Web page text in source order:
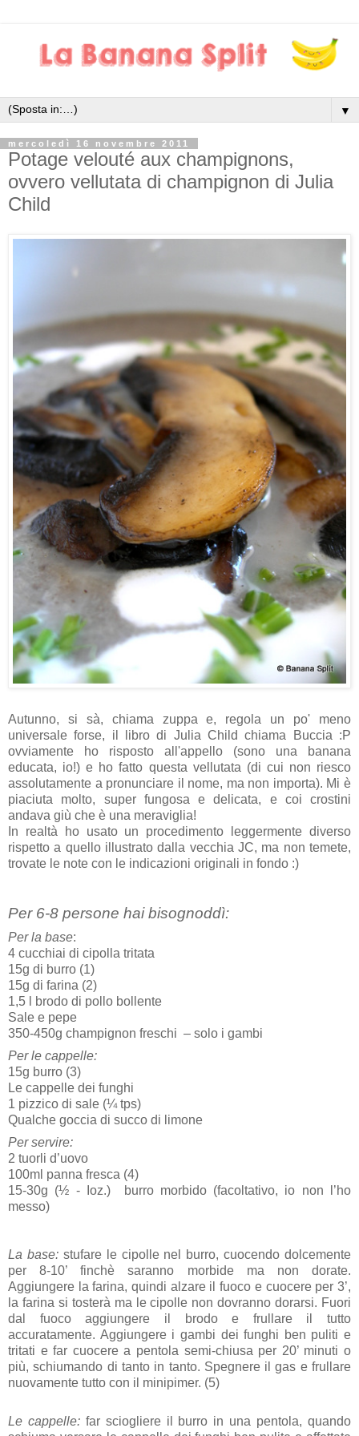
▼
mercoledì 16 novembre 2011
Potage velouté aux champignons,
ovvero vellutata di champignon di Julia
Child
Autunno, si sà, chiama zuppa e, regola un po' meno
universale forse, il libro di Julia Child chiama Buccia :P
ovviamente ho risposto all'appello (sono una banana
educata, io!) e ho fatto questa vellutata (di cui non riesco
assolutamente a pronunciare il nome, ma non importa). Mi è
piaciuta molto, super fungosa e delicata, e coi crostini
andava giù che è una meraviglia!
In realtà ho usato un procedimento leggermente diverso
rispetto a quello illustrato dalla vecchia JC, ma non temete,
trovate le note con le indicazioni originali in fondo :)
Per 6-8 persone hai bisognoddì:
Per la base:
4 cucchiai di cipolla tritata
15g di burro (1)
15g di farina (2)
1,5 l brodo di pollo bollente
Sale e pepe
350-450g champignon freschi – solo i gambi
Per le cappelle:
15g burro (3)
Le cappelle dei funghi
1 pizzico di sale (¼ tps)
Qualche goccia di succo di limone
Per servire:
2 tuorli d’uovo
100ml panna fresca (4)
15-30g (½ - Ioz.) burro morbido (facoltativo, io non l’ho
messo)
La base:stufare le cipolle nel burro, cuocendo dolcemente
per 8-10’ finchè saranno morbide ma non dorate.
Aggiungere la farina, quindi alzare il fuoco e cuocere per 3’,
la farina si tosterà ma le cipolle non dovranno dorarsi. Fuori
dal fuoco aggiungere il brodo e frullare il tutto
accuratamente. Aggiungere i gambi dei funghi ben puliti e
tritati e far cuocere a pentola semi-chiusa per 20’ minuti o
più, schiumando di tanto in tanto. Spegnere il gas e frullare
nuovamente tutto con il minipimer. (5)
Le cappelle:far sciogliere il burro in una pentola, quando